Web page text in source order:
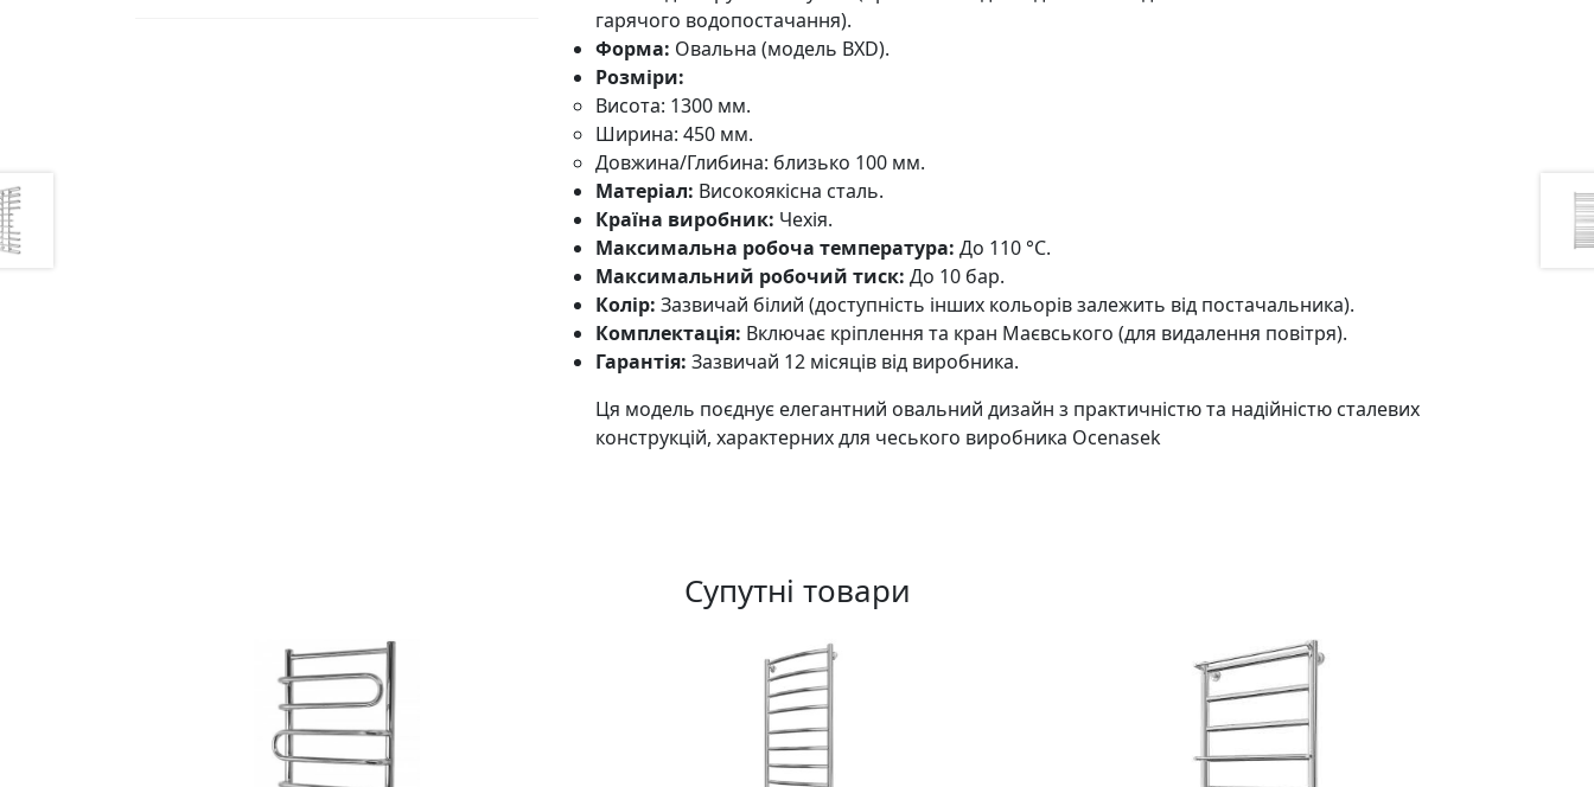
гарячого водопостачання).
Форма: Овальна (модель BXD).
Розміри:
Висота: 1300 мм.
Ширина: 450 мм.
Довжина/Глибина: близько 100 мм.
Матеріал: Високоякісна сталь.
Країна виробник: Чехія.
Максимальна робоча температура: До 110 °C.
Максимальний робочий тиск: До 10 бар.
Колір: Зазвичай білий (доступність інших кольорів залежить від постачальника).
Комплектація: Включає кріплення та кран Маєвського (для видалення повітря).
Гарантія: Зазвичай 12 місяців від виробника.
Ця модель поєднує елегантний овальний дизайн з практичністю та надійністю сталевих
конструкцій, характерних для чеського виробника Ocenasek
Супутні товари